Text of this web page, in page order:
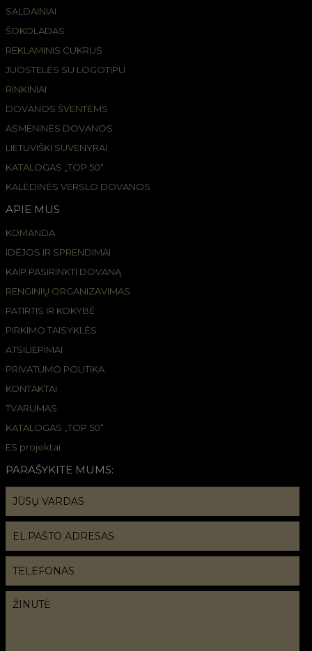
SALDAINIAI
ŠOKOLADAS
REKLAMINIS CUKRUS
JUOSTELĖS SU LOGOTIPU
RINKINIAI
DOVANOS ŠVENTĖMS
ASMENINĖS DOVANOS
LIETUVIŠKI SUVENYRAI
KATALOGAS „TOP 50“
KALĖDINĖS VERSLO DOVANOS
APIE MUS
KOMANDA
IDĖJOS IR SPRENDIMAI
KAIP PASIRINKTI DOVANĄ
RENGINIŲ ORGANIZAVIMAS
PATIRTIS IR KOKYBĖ
PIRKIMO TAISYKLĖS
ATSILIEPIMAI
PRIVATUMO POLITIKA
KONTAKTAI
TVARUMAS
KATALOGAS „TOP 50“
ES projektai
PARAŠYKITE MUMS: